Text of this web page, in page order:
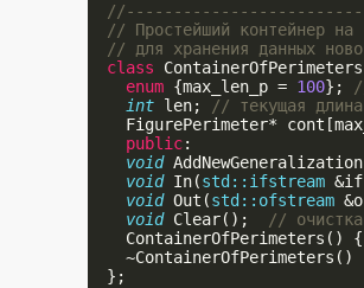
// Простейший контейнер на
// для хранения данных
class
enum {max_len_p = 100};
int len;
// текущая длина
FigurePerimeter*
public:
void
void In(std::ifstream
void Out(std::ofstream
void Clear();
// очистка
ContainerOfPerimeters()
  };